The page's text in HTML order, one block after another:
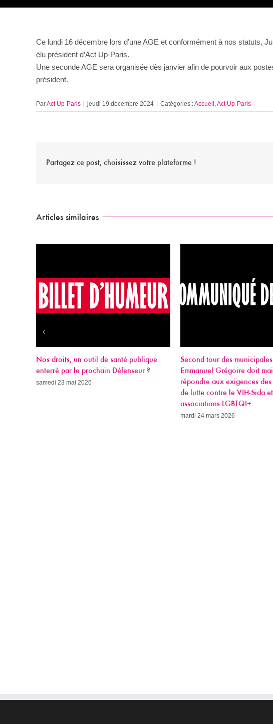
Ce lundi 16 décembre lors d’une AGE et conformément à nos statuts,
élu président d’Act Up-Paris.
Une seconde AGE sera organisée dès janvier afin de pourvoir aux
président.
ParAct Up-Paris | jeudi 19 décembre 2024 | Catégories :Accueil Act Up-Paris
Partagez ce post, choisissez votre plateforme !
Articles similaires
publique
Second tour des municipales à Paris :
Emmanuel Grégoire doit maintenant
répondre aux exigences des associations
Rachida Dati et le
mercredi 18 mars 2026